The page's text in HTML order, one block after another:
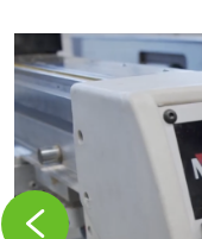
Zurückblättern